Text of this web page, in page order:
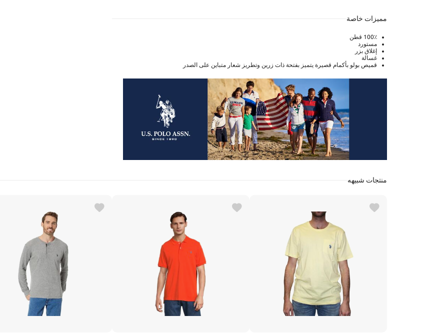
مميزات خاصة
100٪ قطن
مستورد
إغلاق بزر
غسالة
قميص بولو بأكمام قصيرة يتميز بفتحة ذات زرين وتطريز شعار متباين على الصدر
منتجات شبيهه